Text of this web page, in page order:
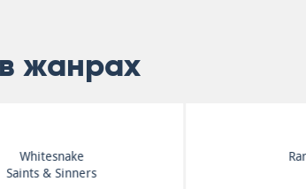
жанрах
Golden Earring
Golden Earring